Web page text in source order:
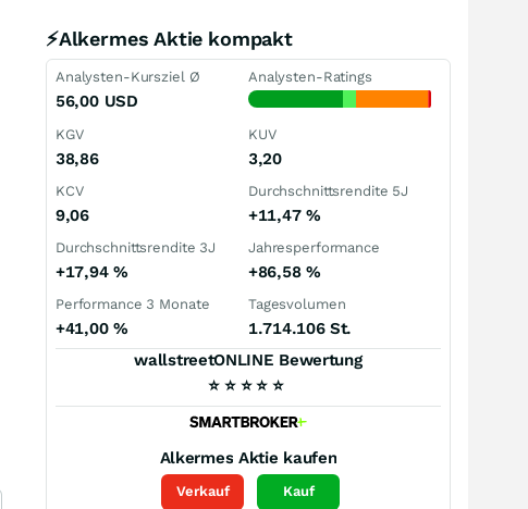
⚡Alkermes Aktie kompakt
Analysten-Kursziel Ø
56,00 USD
Analysten-Ratings
KGV
38,86
KUV
3,20
KCV
9,06
Durchschnittsrendite 5J
+11,47 %
Durchschnittsrendite 3J
+17,94 %
Jahresperformance
+86,58 %
Performance 3 Monate
+41,00 %
Tagesvolumen
1.714.106 St.
wallstreetONLINE Bewertung
⭐ ⭐ ⭐ ⭐ ⭐
Alkermes Aktie kaufen
Verkauf Kauf